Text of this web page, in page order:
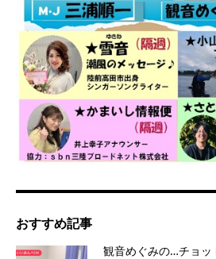
おすすめ記事
観音めぐみの…チョ